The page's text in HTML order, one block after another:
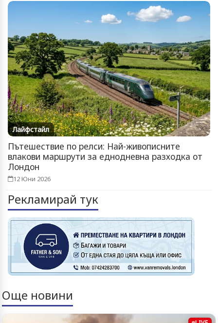
Лайфстайл
Пътешествие по релси: Най-живописните
влакови маршрути за еднодневна разходка от
Лондон
12 Юни 2026
Рекламирай тук
Още новини